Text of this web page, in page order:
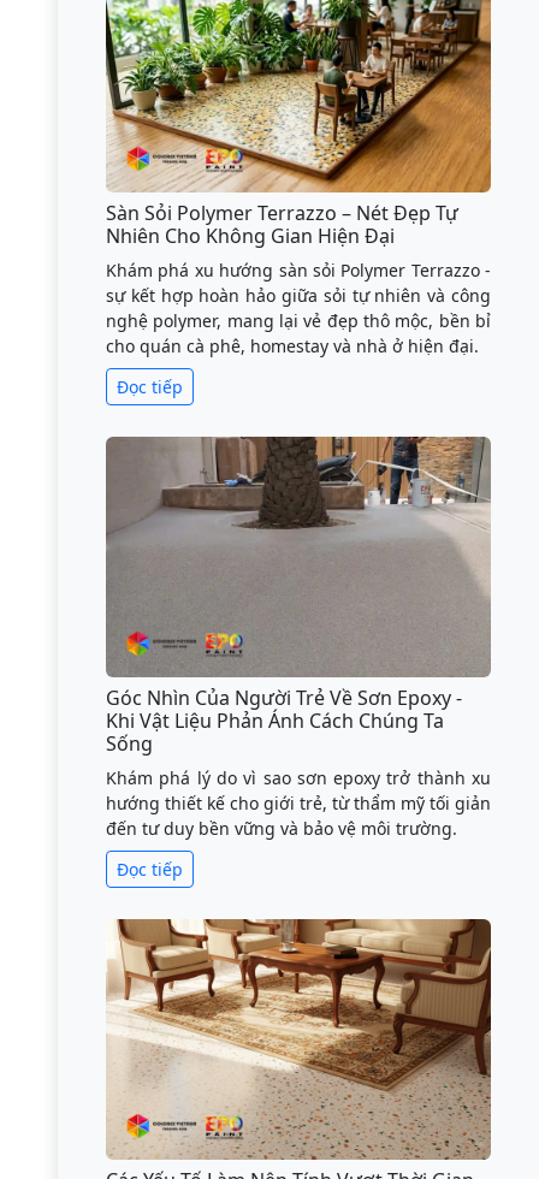
Sàn Sỏi Polymer Terrazzo – Nét Đẹp Tự
Nhiên Cho Không Gian Hiện Đại
Khám phá xu hướng sàn sỏi Polymer Terrazzo -
sự kết hợp hoàn hảo giữa sỏi tự nhiên và công
nghệ polymer, mang lại vẻ đẹp thô mộc, bền bỉ
cho quán cà phê, homestay và nhà ở hiện đại.
Đọc tiếp
Góc Nhìn Của Người Trẻ Về Sơn Epoxy -
Khi Vật Liệu Phản Ánh Cách Chúng Ta
Sống
Khám phá lý do vì sao sơn epoxy trở thành xu
hướng thiết kế cho giới trẻ, từ thẩm mỹ tối giản
đến tư duy bền vững và bảo vệ môi trường.
Đọc tiếp